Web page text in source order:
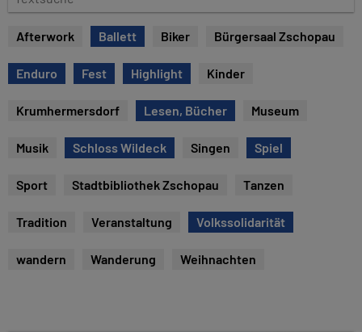
e
s
u
Afterwork Ballett Biker Bürgersaal Zschopau
Enduro Fest Highlight Kinder
Krumhermersdorf Lesen, Bücher Museum
Musik Schloss Wildeck Singen Spiel
Sport Stadtbibliothek Zschopau Tanzen
Tradition Veranstaltung Volkssolidarität
wandern Wanderung Weihnachten